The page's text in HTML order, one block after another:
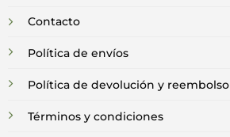
Contacto
Política de envíos
Política de devolución y reembolso
Términos y condiciones